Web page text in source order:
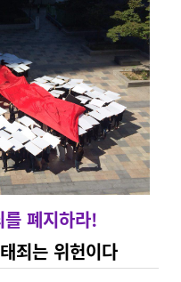
폐지하라!
죄는 위헌이다